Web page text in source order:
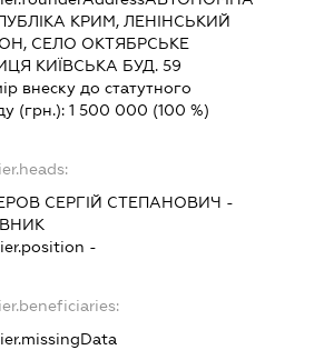
КРИМ, ЛЕНІНСЬКИЙ
СЕЛО ОКТЯБРСЬКЕ
КИЇВСЬКА БУД. 59
внеску до статутного
(грн.): 1 500 000 (100 %)
СЕРГІЙ СТЕПАНОВИЧ -
-